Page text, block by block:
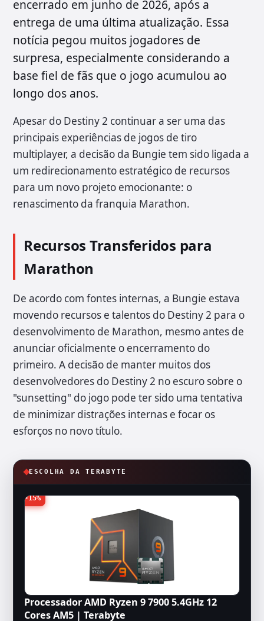
encerrado em junho de 2026, após a
entrega de uma última atualização. Essa
notícia pegou muitos jogadores de
surpresa, especialmente considerando a
base fiel de fãs que o jogo acumulou ao
longo dos anos.
Apesar do Destiny 2 continuar a ser uma das
principais experiências de jogos de tiro
multiplayer, a decisão da Bungie tem sido ligada a
um redirecionamento estratégico de recursos
para um novo projeto emocionante: o
renascimento da franquia Marathon.
Recursos Transferidos para
Marathon
De acordo com fontes internas, a Bungie estava
movendo recursos e talentos do Destiny 2 para o
desenvolvimento de Marathon, mesmo antes de
anunciar oficialmente o encerramento do
primeiro. A decisão de manter muitos dos
desenvolvedores do Destiny 2 no escuro sobre o
"sunsetting" do jogo pode ter sido uma tentativa
de minimizar distrações internas e focar os
esforços no novo título.
ESCOLHA DA TERABYTE
-15%
Processador AMD Ryzen 9 7900 5.4GHz 12
Cores AM5 | Terabyte